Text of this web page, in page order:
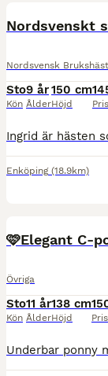
Nordsvenskt
Nordsvensk Brukshäst
Sto
Kön
9 år
Ålder
150 cm
Höjd Pris
Enköping (18.9km)
🩷Elegant C-
Övriga
Sto
Kön
11 år
Ålder
138 cm
Höjd Pris